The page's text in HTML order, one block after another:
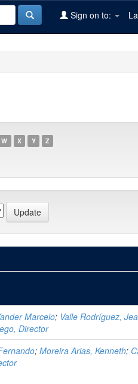
Sign on to:
W X Y Z
Marcelo; Valle Rodríguez,
Director
; Moreira Arias, Kenneth;